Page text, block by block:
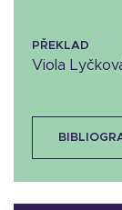
PŘEKLAD
Viola